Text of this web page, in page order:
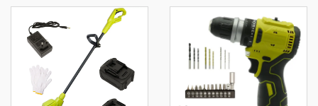
зүйлтэй жижиг машин,
аксессуар: өнцгийн
шлифмашин
дэлгэцтэй, хурдны
хяналттой, өндөр
чанартай полировлэх
шлифмашин,
цэнэглэгддэг,
щёткагүй моторт